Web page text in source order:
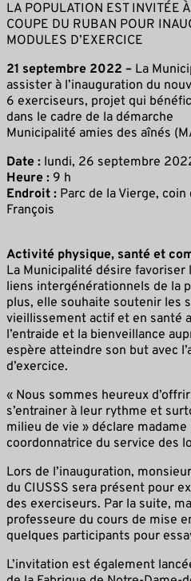
LA POPULATION EST INVITÉE
COUPE DU RUBAN POUR
MODULES D’EXERCICE
21 septembre 2022 – La
assister à l’inauguration du
6 exerciseurs, projet qui
dans le cadre de la démarche
Municipalité amies des aînés
Date : lundi, 26 septembre
Heure : 9 h
Endroit : Parc de la Vierge,
François
Activité physique, santé et
La Municipalité désire favoriser
liens intergénérationnels de la
plus, elle souhaite soutenir les
vieillissement actif et en santé
l’entraide et la bienveillance
espère atteindre son but avec
d’exercice.
« Nous sommes heureux
s’entrainer à leur rythme et
milieu de vie » déclare madame
coordonnatrice du service des
Lors de l’inauguration,
du CIUSSS sera présent pour
des exerciseurs. Par la suite,
professeure du cours de mise
quelques participants pour
L’invitation est également